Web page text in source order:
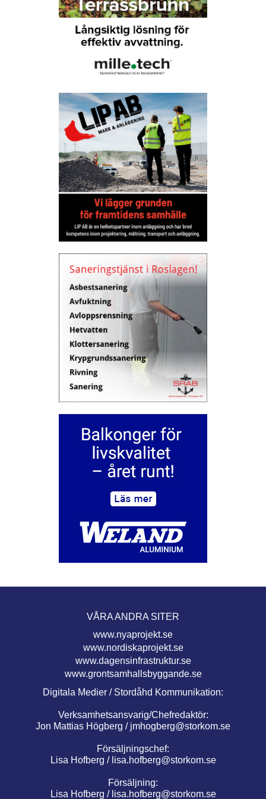
VÅRA ANDRA SITER
www.nyaprojekt.se
www.nordiskaprojekt.se
www.dagensinfrastruktur.se
www.grontsamhallsbyggande.se
Digitala Medier / Stordåhd Kommunikation:
Verksamhetsansvarig/Chefredaktör:
Jon Mattias Högberg / jmhogberg@storkom.se
Försäljningschef:
Lisa Hofberg / lisa.hofberg@storkom.se
Försäljning:
Lisa Hofberg / lisa.hofberg@storkom.se